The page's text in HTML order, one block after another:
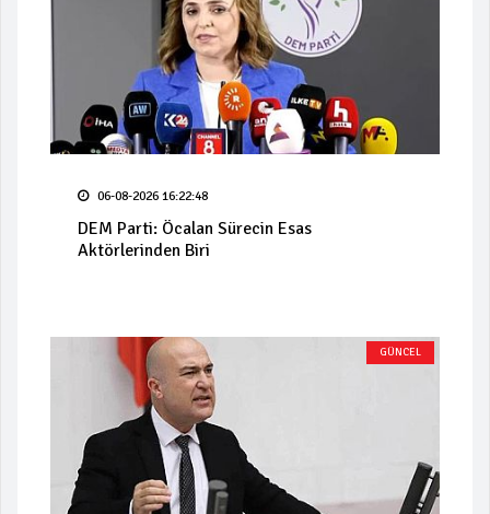
06-08-2026 16:22:48
DEM Parti: Öcalan Sürecin Esas
Aktörlerinden Biri
GÜNCEL